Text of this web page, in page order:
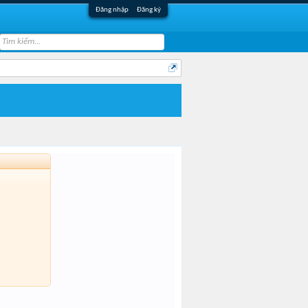
Đăng nhập Đăng ký